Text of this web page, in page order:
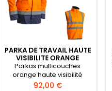
PARKA DE TRAVAIL HAUTE
VISIBILITE ORANGE
Parkas multicouches
orange haute visibilité
Prix
92,00 €